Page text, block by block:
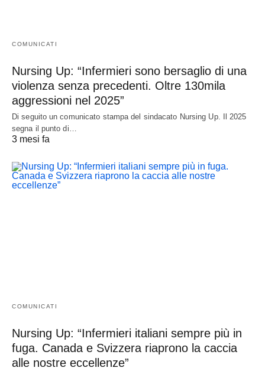
COMUNICATI
Nursing Up: “Infermieri sono bersaglio di una
violenza senza precedenti. Oltre 130mila
aggressioni nel 2025”
Di seguito un comunicato stampa del sindacato Nursing Up. Il 2025
segna il punto di…
3 mesi fa
COMUNICATI
Nursing Up: “Infermieri italiani sempre più in
fuga. Canada e Svizzera riaprono la caccia
alle nostre eccellenze”